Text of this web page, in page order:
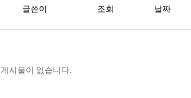
글쓴이 조회 날짜
게시물이 없습니다.